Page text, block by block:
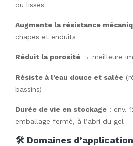
ou lisses
Augmente la résistance
chapes et enduits
Réduit la porosité → meilleure
Résiste à l’eau douce et salée
bassins)
Durée de vie en stockage : env.
emballage fermé, à l’abri du gel
🛠️ Domaines d’application